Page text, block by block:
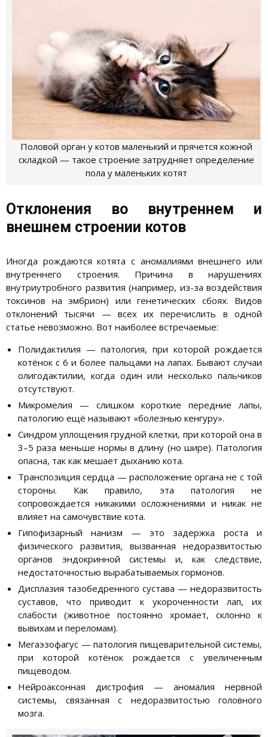
Половой орган у котов маленький и прячется кожной
складкой — такое строение затрудняет определение
пола у маленьких котят
Отклонения во внутреннем и
внешнем строении котов
Иногда рождаются котята с аномалиями внешнего или
внутреннего строения. Причина в нарушениях
внутриутробного развития (например, из-за воздействия
токсинов на эмбрион) или генетических сбоях. Видов
отклонений тысячи — всех их перечислить в одной
статье невозможно. Вот наиболее встречаемые:
Полидактилия — патология, при которой рождается
котёнок с 6 и более пальцами на лапах. Бывают случаи
олигодактилии, когда один или несколько пальчиков
отсутствуют.
Микромелия — слишком короткие передние лапы,
патологию ещё называют «болезнью кенгуру».
Синдром уплощения грудной клетки, при которой она в
3–5 раза меньше нормы в длину (но шире). Патология
опасна, так как мешает дыханию кота.
Транспозиция сердца — расположение органа не с той
стороны. Как правило, эта патология не
сопровождается никакими осложнениями и никак не
влияет на самочувствие кота.
Гипофизарный нанизм — это задержка роста и
физического развития, вызванная недоразвитостью
органов эндокринной системы и, как следствие,
недостаточностью вырабатываемых гормонов.
Дисплазия тазобедренного сустава — недоразвитость
суставов, что приводит к укороченности лап, их
слабости (животное постоянно хромает, склонно к
вывихам и переломам).
Мегаэзофагус — патология пищеварительной системы,
при которой котёнок рождается с увеличенным
пищеводом.
Нейроаксонная дистрофия — аномалия нервной
системы, связанная с недоразвитостью головного
мозга.